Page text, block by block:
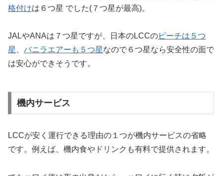
格付けは６つ星 でした(７つ星が最高)。
JALやANAは７つ星ですが、日本のLCCのピーチは５つ
星
バニラエアーも５つ星なので６つ星なら安全性の面で
は安心ができそうです。
機内サービス
LCCが安く運行できる理由の１つが機内サービスの省略
です。例えば、機内食やドリンクも有料で提供されます。